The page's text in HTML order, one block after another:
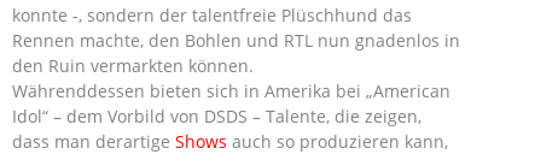
konnte -, sondern der talentfreie Plüschhund das
Rennen machte, den Bohlen und RTL nun gnadenlos in
den Ruin vermarkten können.
Währenddessen bieten sich in Amerika bei „American
Idol“ – dem Vorbild von DSDS – Talente, die zeigen,
dass man derartige Shows auch so produzieren kann,